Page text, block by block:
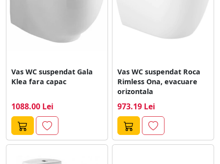
Vas WC suspendat Gala
Klea fara capac
1088.00 Lei
Vas WC suspendat Roca
Rimless Ona, evacuare
orizontala
973.19 Lei